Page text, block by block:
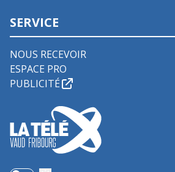
SERVICE
NOUS RECEVOIR
ESPACE PRO
PUBLICITÉ